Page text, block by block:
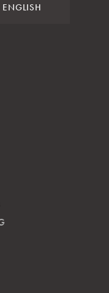
ENGLISH